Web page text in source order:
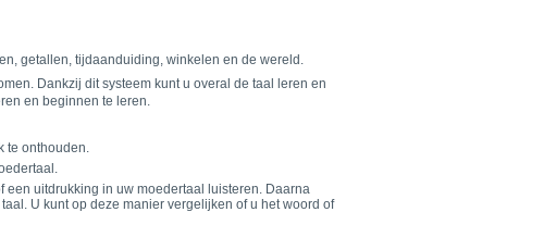
getallen, tijdaanduiding, winkelen en de wereld.
Dankzij dit systeem kunt u overal de taal leren en
en beginnen te leren.
te onthouden.
een uitdrukking in uw moedertaal luisteren. Daarna
U kunt op deze manier vergelijken of u het woord of